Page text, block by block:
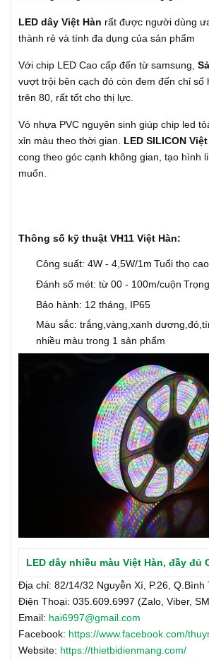
LED dây Việt Hàn rất được người dùng
thành rẻ và tính đa dụng của sản phẩm
Với chip LED Cao cấp đến từ samsung,
vượt trội bên cạch đó còn đem đến chỉ số
trên 80, rất tốt cho thị lực.
Vỏ nhựa PVC nguyên sinh giúp chip led
xỉn màu theo thời gian. LED SILICON
cong theo góc cạnh không gian, tạo hình
muốn.
Thông số kỹ thuật VH11 Việt Hàn:
Công suất: 4W - 4,5W/1m Tuổi thọ
Đánh số mét: từ 00 - 100m/cuộn
Bảo hành: 12 tháng, IP65
Màu sắc: trắng,vàng,xanh
nhiều màu trong 1 sản phẩm
LED dây nhiều màu Việt Hàn, đầy đủ
Địa chỉ: 82/14/32 Nguyễn Xí, P.26, Q.Bình
Điện Thoại: 035.609.6997 (Zalo, Viber,
Email: hai6997@gmail.com
Facebook: https://www.facebook.com/
Website: https://thietbidienmang.com/